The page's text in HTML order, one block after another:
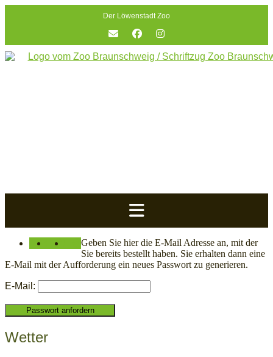
Der Löwenstadt Zoo
Geben Sie hier die E-Mail Adresse an, mit der
Sie bereits bestellt haben. Sie erhalten dann eine
E-Mail mit der Aufforderung ein neues Passwort zu generieren.
E-Mail:
Wetter